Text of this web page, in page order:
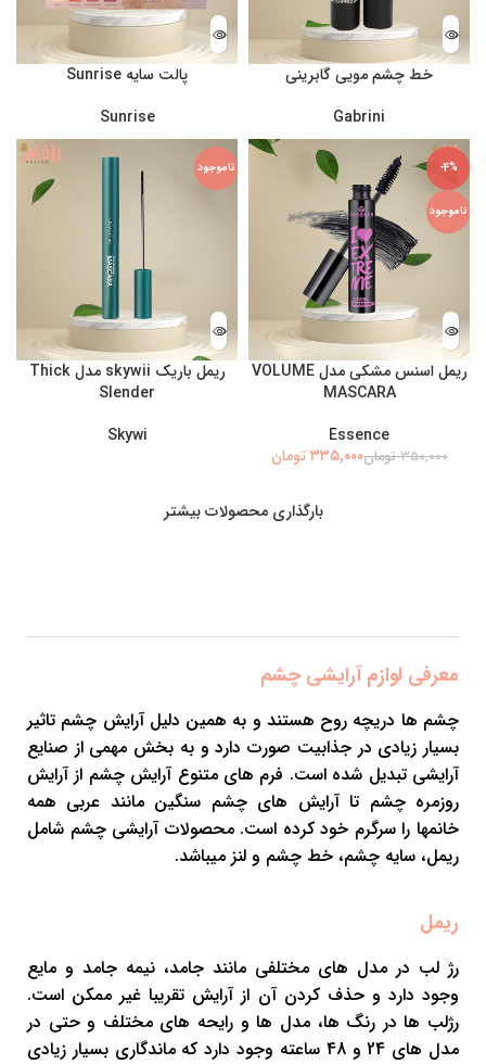
خط چشم مویی گابرینی
Gabrini
پالت سایه Sunrise
Sunrise
-4%
ناموجود
ریمل اسنس مشکی مدل VOLUME
MASCARA
Essence
۳۵۰,۰۰۰ تومان۳۳۵,۰۰۰ تومان
ناموجود
ریمل باریک skywii مدل Thick
Slender
Skywi
بارگذاری محصولات بیشتر
معرفی لوازم آرایشی چشم
چشم ها دریچه روح هستند و به همین دلیل آرایش چشم تاثیر
بسیار زیادی در جذابیت صورت دارد و به بخش مهمی از صنایع
آرایشی تبدیل شده است. فرم های متنوع آرایش چشم از آرایش
روزمره چشم تا آرایش های چشم سنگین مانند عربی همه
خانمها را سرگرم خود کرده است. محصولات آرایشی چشم شامل
ریمل، سایه چشم، خط چشم و لنز میباشد.
ریمل
رژ لب در مدل های مختلفی مانند جامد، نیمه جامد و مایع
وجود دارد و حذف کردن آن از آرایش تقریبا غیر ممکن است.
رژلب ها در رنگ ها، مدل ها و رایحه های مختلف و حتی در
مدل های 24 و 48 ساعته وجود دارد که ماندگاری بسیار زیادی